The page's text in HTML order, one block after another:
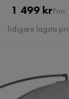
Pris
1 499 kr
Pris
Förr
Tidigare lägsta